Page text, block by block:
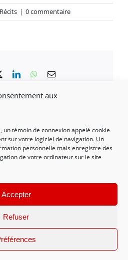
aux
un témoin de connexion appelé cookie
sur votre logiciel de navigation. Un
personnelle mais enregistre des
de votre ordinateur sur le site
Accepter
Refuser
Récits | 0 commentaire
LinkedInWhatsApp
Email
de confidentialité|
contacter
WEB Créations La Rochelle
X Instagram